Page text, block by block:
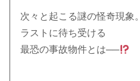
次々と起こる謎の怪奇現象。
ラストに待ち受ける
最恐の事故物件とは──